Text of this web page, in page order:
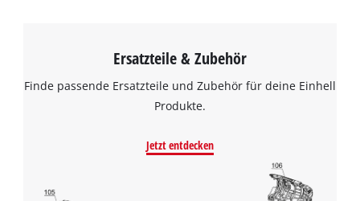
Ersatzteile & Zubehör
Finde passende Ersatzteile und Zubehör für deine Einhell
Produkte.
Jetzt entdecken